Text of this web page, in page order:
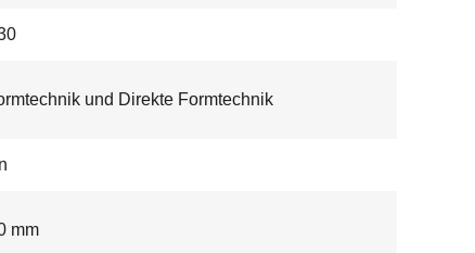
und Direkte Formtechnik
mm